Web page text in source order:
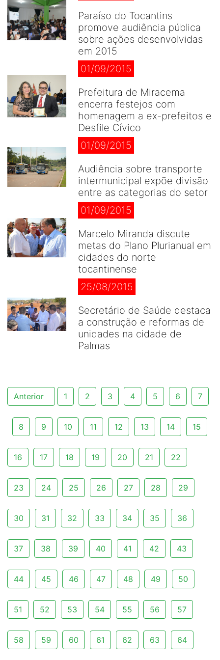
Paraíso do Tocantins
promove audiência pública
sobre ações desenvolvidas
em 2015
01/09/2015
Prefeitura de Miracema
encerra festejos com
homenagem a ex-prefeitos e
Desfile Cívico
01/09/2015
Audiência sobre transporte
intermunicipal expõe divisão
entre as categorias do setor
01/09/2015
Marcelo Miranda discute
metas do Plano Plurianual em
cidades do norte
tocantinense
25/08/2015
Secretário de Saúde destaca
a construção e reformas de
unidades na cidade de
Palmas
Anterior 1 2 3 4 5 6 7
8 9 10 11 12 13 14 15
16 17 18 19 20 21 22
23 24 25 26 27 28 29
30 31 32 33 34 35 36
37 38 39 40 41 42 43
44 45 46 47 48 49 50
51 52 53 54 55 56 57
58 59 60 61 62 63 64